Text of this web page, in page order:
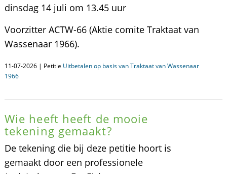
dinsdag 14 juli om 13.45 uur
Voorzitter ACTW-66 (Aktie comite Traktaat van
Wassenaar 1966).
11-07-2026 | Petitie Uitbetalen op basis van Traktaat van Wassenaar
1966
Wie heeft heeft de mooie
tekening gemaakt?
De tekening die bij deze petitie hoort is
gemaakt door een professionele